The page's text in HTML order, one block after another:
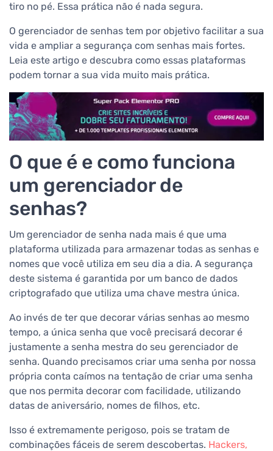
tiro no pé. Essa prática não é nada segura.
O gerenciador de senhas tem por objetivo facilitar a sua
vida e ampliar a segurança com senhas mais fortes.
Leia este artigo e descubra como essas plataformas
podem tornar a sua vida muito mais prática.
O que é e como funciona
um gerenciador de
senhas?
Um gerenciador de senha nada mais é que uma
plataforma utilizada para armazenar todas as senhas e
nomes que você utiliza em seu dia a dia. A segurança
deste sistema é garantida por um banco de dados
criptografado que utiliza uma chave mestra única.
Ao invés de ter que decorar várias senhas ao mesmo
tempo, a única senha que você precisará decorar é
justamente a senha mestra do seu gerenciador de
senha. Quando precisamos criar uma senha por nossa
própria conta caímos na tentação de criar uma senha
que nos permita decorar com facilidade, utilizando
datas de aniversário, nomes de filhos, etc.
Isso é extremamente perigoso, pois se tratam de
combinações fáceis de serem descobertas. Hackers,